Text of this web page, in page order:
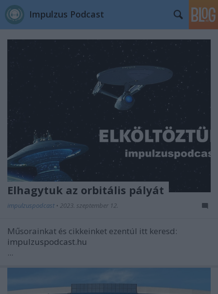
Impulzus Podcast
Elhagytuk az orbitális pályát
impulzuspodcast • 2023. szeptember 12.
Műsorainkat és cikkeinket ezentúl itt keresd:
impulzuspodcast.hu
...